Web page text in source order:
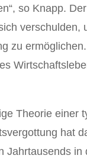
so Knapp.
verschulden,
zu
Theorie einer
hat
Jahrtausends in